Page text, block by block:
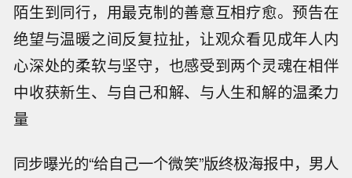
陌生到同行，用最克制的善意互相疗愈。预告在
绝望与温暖之间反复拉扯，让观众看见成年人内
心深处的柔软与坚守，也感受到两个灵魂在相伴
中收获新生、与自己和解、与人生和解的温柔力
量
同步曝光的“给自己一个微笑”版终极海报中，男人